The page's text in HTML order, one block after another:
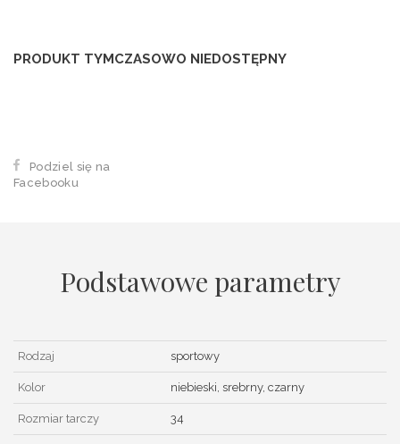
PRODUKT TYMCZASOWO NIEDOSTĘPNY
Podziel się na
Facebooku
Podstawowe parametry
Rodzaj sportowy
Kolor niebieski, srebrny, czarny
Rozmiar tarczy 34